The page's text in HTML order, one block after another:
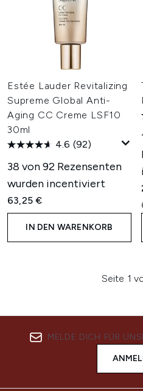
Estée Lauder Revitalizing
Supreme Global Anti-
Aging CC Creme LSF10
30ml
4.6 (92)
38 von 92 Rezensenten
wurden incentiviert
63,25 €
IN DEN WARENKORB
Seite 1
MELDE DICH FÜR